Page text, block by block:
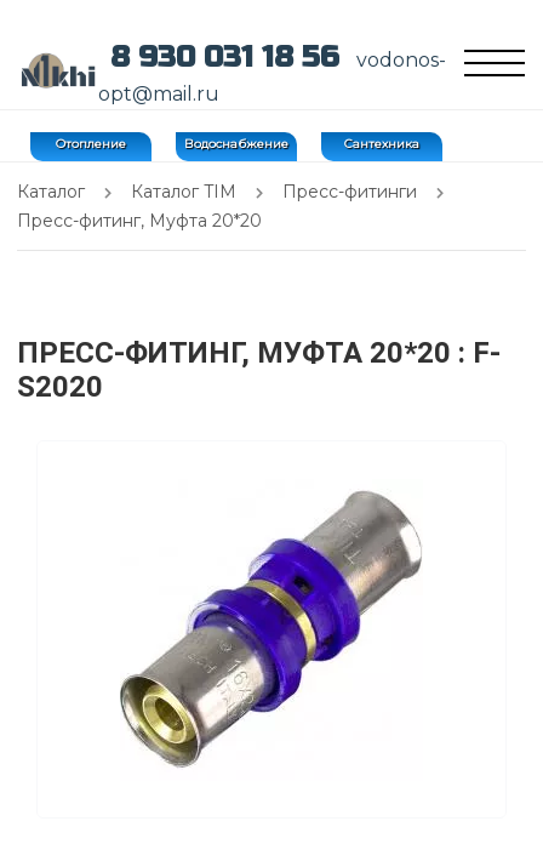
8 930 031 18 56
vodonos-
opt@mail.ru
Отопление Водоснабжение Сантехника
Каталог Каталог TIM
Пресс-фитинги
Пресс-фитинг, Муфта 20*20
ПРЕСС-ФИТИНГ, МУФТА 20*20 : F-
S2020